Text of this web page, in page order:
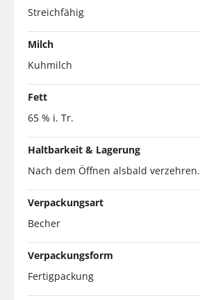
Streichfähig
Milch
Kuhmilch
Fett
65 % i. Tr.
Haltbarkeit & Lagerung
Nach dem Öffnen alsbald verzehren.
Verpackungsart
Becher
Verpackungsform
Fertigpackung